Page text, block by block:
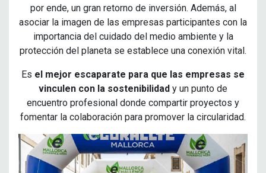
por ende, un gran retorno de inversión. Además, al
asociar la imagen de las empresas participantes con la
importancia del cuidado del medio ambiente y la
protección del planeta se establece una conexión vital.
Es el mejor escaparate para que las empresas se
vinculen con la sostenibilidad y un punto de
encuentro profesional donde compartir proyectos y
fomentar la colaboración para promover la circularidad.